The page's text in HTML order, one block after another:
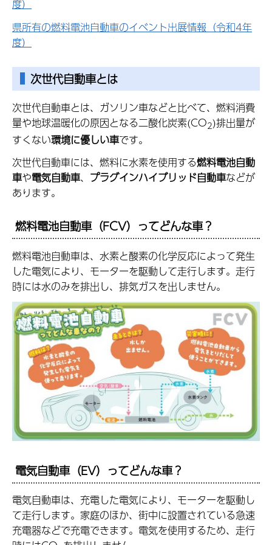
度）
県所有の燃料電池自動車のイベント出展情報（令和4年
度）
次世代自動車とは
次世代自動車とは、ガソリン車などと比べて、燃料消費
量や地球温暖化の原因となる二酸化炭素(CO2)排出量が
すくない環境に優しい車です。
次世代自動車には、燃料に水素を使用する燃料電池自動
車や電気自動車、 プラグインハイブリッド自動車などが
あります。
燃料電池自動車（FCV）ってどんな車？
燃料電池自動車は、水素と酸素の化学反応によって発生
した電気により、モーターを駆動して走行します。走行
時には水のみを排出し、排気ガスを出しません。
電気自動車（EV）ってどんな車？
電気自動車は、充電した電気により、モーターを駆動し
て走行します。家庭のほか、街中に設置されている急速
充電器などで充電できます。電気を使用するため、走行